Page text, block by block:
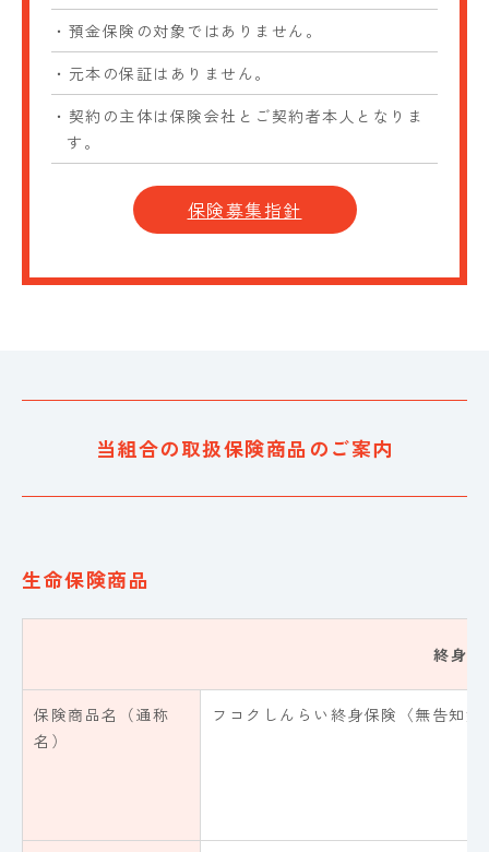
・預金保険の対象ではありません。
・元本の保証はありません。
・契約の主体は保険会社とご契約者本人となりま
す。
保険募集指針
当組合の取扱保険商品のご案内
生命保険商品
終身保
保険商品名（通称
名）
フコクしんらい終身保険〈無告知型